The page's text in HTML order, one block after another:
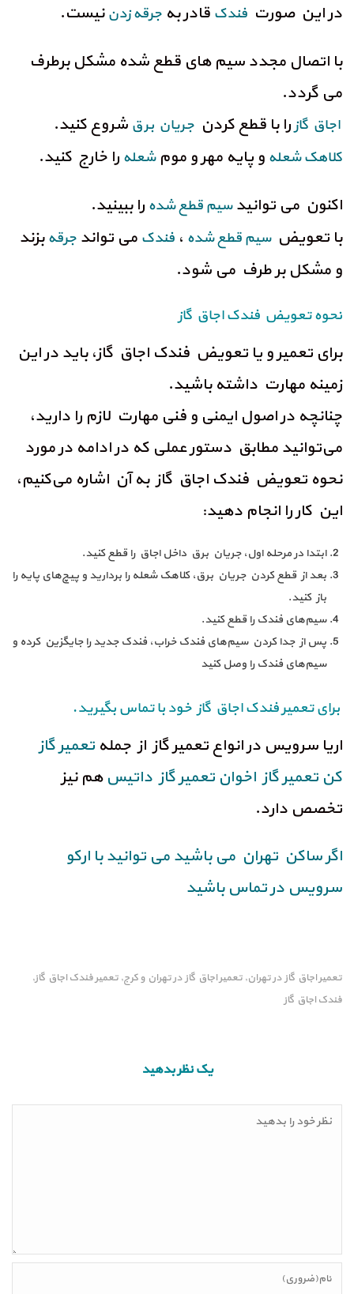
در این صورت فندک قادر به جرقه زدننیست.
با اتصال مجدد سیم های قطع شده مشکل برطرف
می گردد.
اجاق گازرا با قطع کردن جریان برق شروع کنید.
کلاهک شعله و پایه مهر و مومشعله را خارج کنید.
اکنون می توانیدسیم قطع شده را ببینید.
با تعویضسیم قطع شده ، فندک می تواند جرقهبزند
و مشکل بر طرف می شود.
نحوه تعویض فندک اجاق گاز
برای تعمیر و یا تعویض فندک اجاق گاز، باید در این
زمینه مهارت داشته باشید.
چنانچه در اصول ایمنی و فنی مهارت لازم را دارید،
می‌توانید مطابق دستور عملی که در ادامه در مورد
نحوه تعویض فندک اجاق گاز به آن اشاره می‌کنیم،
این کار را انجام دهید:
ابتدا در مرحله اول، جریان برق داخل اجاق را قطع کنید.
بعد از قطع کردن جریان برق، کلاهک شعله را بردارید و پیچ‌های پایه را
باز کنید.
سیم‌های فندک را قطع کنید.
پس از جدا کردن سیم‌های فندک خراب، فندک جدید را جایگزین کرده و
سیم‌های فندک را وصل کنید
برای تعمیر فندک اجاق گاز خود با تماس بگیرید.
اریا سرویس در انواع تعمیر گاز از جمله تعمیر گاز
کن تعمیر گاز اخوان تعمیر گاز داتیس هم نیز
تخصص دارد.
اگر ساکن تهران می باشید می توانید با ارکو
سرویس در تماس باشید
تعمیر اجاق گاز در تهران, تعمیر اجاق گاز در تهران و کرج, تعمیر فندک اجاق گاز,
فندک اجاق گاز
یک نظر بدهید